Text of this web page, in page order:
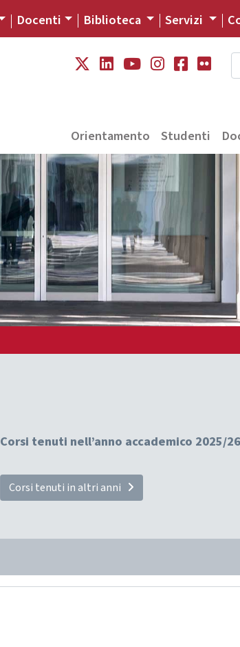
Docenti Biblioteca Servizi
Orientamento Studenti
Corsi tenuti nell’anno accademico 2025/26
Corsi tenuti in altri anni